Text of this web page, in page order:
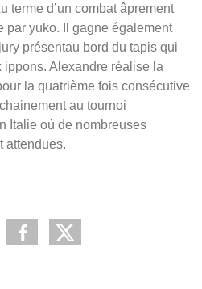
terme d’un combat âprement
par yuko. Il gagne également
présentau bord du tapis qui
Alexandre réalise la
la quatrième fois consécutive
au tournoi
Italie où de nombreuses
attendues.